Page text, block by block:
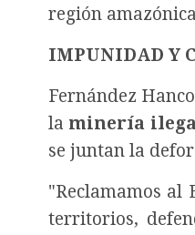
región
IMPUNIDAD Y
Fernández
la minería
se juntan la
"Reclamamos al
territorios,